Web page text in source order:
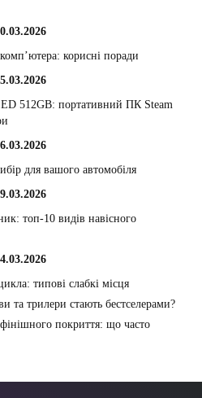
корисні поради
512GB: портативний ПК Steam
для вашого автомобіля
топ-10 видів навісного
типові слабкі місця
та трилери стають бестселерами?
покриття: що часто